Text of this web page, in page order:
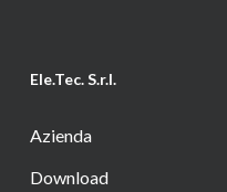
Ele.Tec. S.r.l.
Azienda
Download